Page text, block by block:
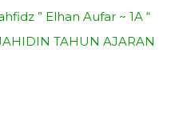
” Elhan Aufar ~ 1A “
TAHUN AJARAN